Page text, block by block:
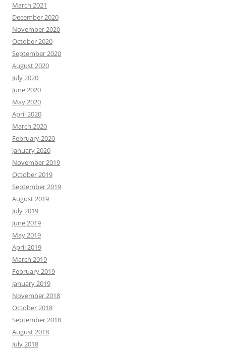
March 2021
December 2020
November 2020
October 2020
September 2020
August 2020
July 2020
June 2020
May 2020
April 2020
March 2020
February 2020
January 2020
November 2019
October 2019
September 2019
August 2019
July 2019
June 2019
May 2019
April 2019
March 2019
February 2019
January 2019
November 2018
October 2018
September 2018
August 2018
July 2018